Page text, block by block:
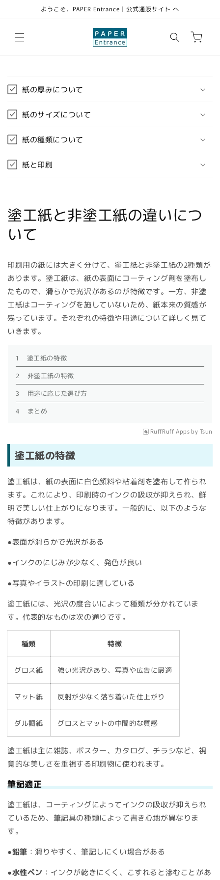
ようこそ、PAPER Entrance｜公式通販サイト へ
ー
り
た
た
み
可
能
な
コ
ン
ツ
紙の厚みについて
紙のサイズについて
紙の種類について
紙と印刷
塗工紙と非塗工紙の違いにつ
いて
印刷用の紙には大きく分けて、塗工紙と非塗工紙の2種類が
あります。塗工紙は、紙の表面にコーティング剤を塗布し
たもので、滑らかで光沢があるのが特徴です。一方、非塗
工紙はコーティングを施していないため、紙本来の質感が
残っています。それぞれの特徴や用途について詳しく見て
いきます。
塗工紙の特徴
非塗工紙の特徴
用途に応じた選び方
まとめ
RuffRuff Apps by Tsun
塗工紙の特徴
塗工紙は、紙の表面に白色顔料や粘着剤を塗布して作られ
ます。これにより、印刷時のインクの吸収が抑えられ、鮮
明で美しい仕上がりになります。一般的に、以下のような
特徴があります。
●表面が滑らかで光沢がある
●インクのにじみが少なく、発色が良い
●写真やイラストの印刷に適している
塗工紙には、光沢の度合いによって種類が分かれていま
す。代表的なものは次の通りです。
種類 特徴
グロス紙 強い光沢があり、写真や広告に最適
マット紙 反射が少なく落ち着いた仕上がり
ダル調紙 グロスとマットの中間的な質感
塗工紙は主に雑誌、ポスター、カタログ、チラシなど、視
覚的な美しさを重視する印刷物に使われます。
筆記適正
塗工紙は、コーティングによってインクの吸収が抑えられ
ているため、筆記具の種類によって書き心地が異なりま
す。
●鉛筆 ：滑りやすく、筆記しにくい場合がある
●水性ペン ：インクが乾きにくく、こすれると滲むことがあ